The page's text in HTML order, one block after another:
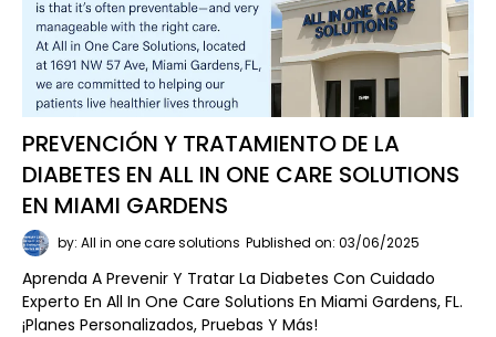
PREVENCIÓN Y TRATAMIENTO DE LA
DIABETES EN ALL IN ONE CARE SOLUTIONS
EN MIAMI GARDENS
by: All in one care solutions Published on: 03/06/2025
Aprenda A Prevenir Y Tratar La Diabetes Con Cuidado
Experto En All In One Care Solutions En Miami Gardens, FL.
¡Planes Personalizados, Pruebas Y Más!